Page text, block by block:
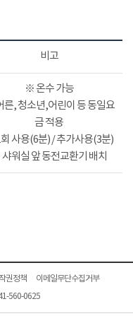
비고
※ 온수 가능
, 청소년,어린이 등 동일요
금 적용
사용(6분) / 추가사용(3분)
워실 앞 동전교환기 배치
권정책
이메일무단수집거부
560-0625